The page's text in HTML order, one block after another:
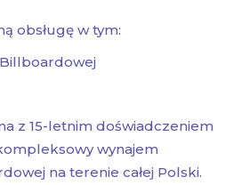
obsługę w tym:
z 15-letnim doświadczeniem
wynajem
na terenie całej Polski.